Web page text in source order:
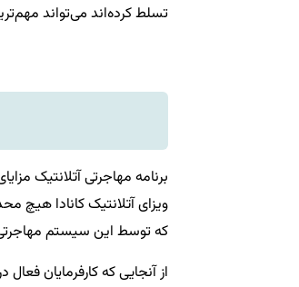
تسلط کرده‌اند می‌تواند
برنامه مهاجرتی آتلانتیک
ویزای آتلانتیک کانادا هیچ
که توسط این سیستم
از آنجایی که کارفرمایان فعال